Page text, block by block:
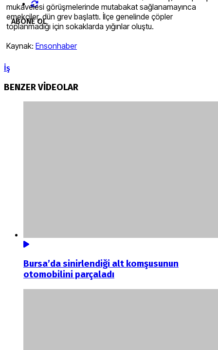
ABONE OL
mukavelesi görüşmelerinde mutabakat sağlanamayınca
emekçiler, dün grev başlattı. İlçe genelinde çöpler
toplanmadığı için sokaklarda yığınlar oluştu.
Kaynak: Ensonhaber
İş
BENZER VİDEOLAR
Bursa’da sinirlendiği alt komşusunun
otomobilini parçaladı